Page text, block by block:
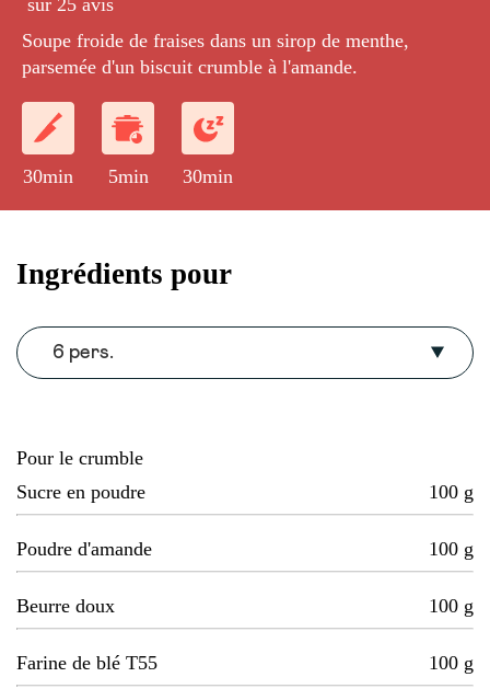
sur 25 avis
Soupe froide de fraises dans un sirop de menthe,
parsemée d'un biscuit crumble à l'amande.
30min 5min 30min
Ingrédients pour
6 pers.
Pour le crumble
Sucre en poudre
100 g
Poudre d'amande 100 g
Beurre doux 100 g
Farine de blé T55 100 g